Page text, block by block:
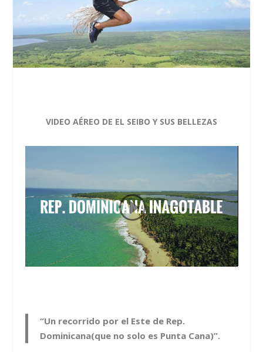
VIDEO AÉREO DE EL SEIBO Y SUS BELLEZAS
“Un recorrido por el Este de Rep.
Dominicana(que no solo es Punta Cana)”.